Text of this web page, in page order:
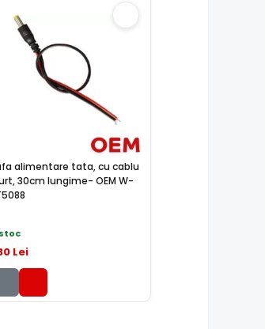
alimentare tata, cu cablu
30cm lungime- OEM W-
Lei